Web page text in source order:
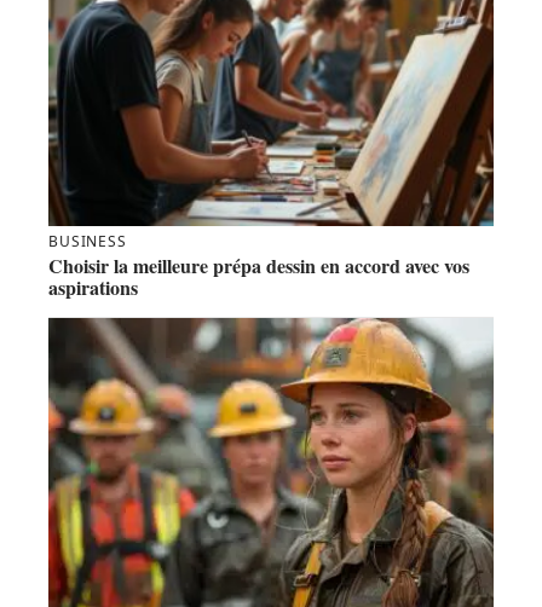
BUSINESS
Choisir la meilleure prépa dessin en accord avec vos
aspirations